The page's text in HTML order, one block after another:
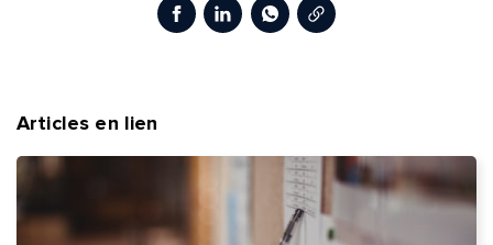
FacebookLinkedInWhatsApp
Articles en lien